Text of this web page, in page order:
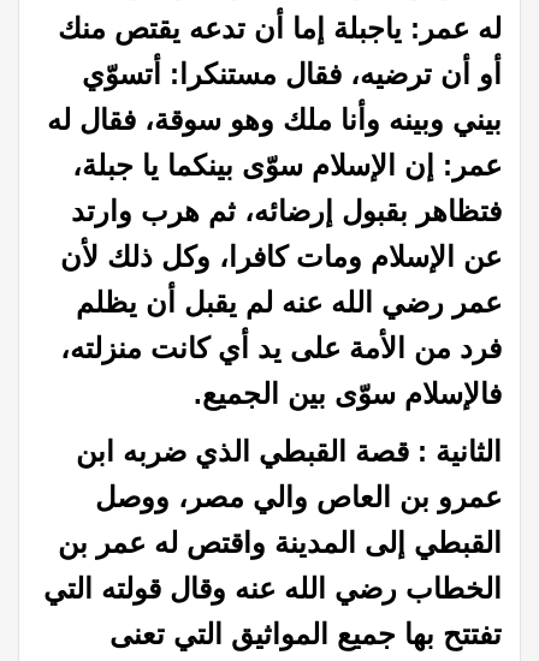
له عمر: ياجبلة إما أن تدعه يقتص منك
أو أن ترضيه، فقال مستنكرا: أتسوّي
بيني وبينه وأنا ملك وهو سوقة، فقال له
عمر: إن الإسلام سوّى بينكما يا جبلة،
فتظاهر بقبول إرضائه، ثم هرب وارتد
عن الإسلام ومات كافرا، وكل ذلك لأن
عمر رضي الله عنه لم يقبل أن يظلم
فرد من الأمة على يد أي كانت منزلته،
فالإسلام سوّى بين الجميع.
الثانية : قصة القبطي الذي ضربه ابن
عمرو بن العاص والي مصر، ووصل
القبطي إلى المدينة واقتص له عمر بن
الخطاب رضي الله عنه وقال قولته التي
تفتتح بها جميع المواثيق التي تعنى